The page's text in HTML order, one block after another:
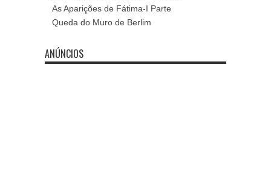
As Aparições de Fátima-I Parte
Queda do Muro de Berlim
ANÚNCIOS